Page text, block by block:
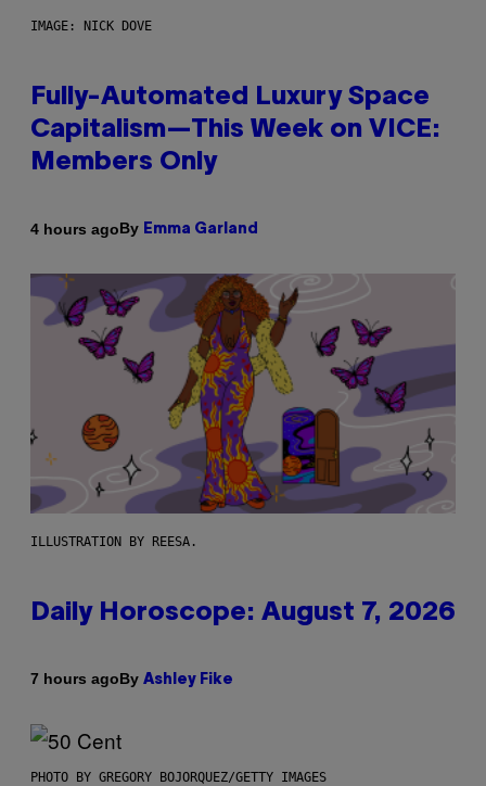
IMAGE: NICK DOVE
Fully-Automated Luxury Space
Capitalism—This Week on VICE:
Members Only
4 hours agoBy Emma Garland
ILLUSTRATION BY REESA.
Daily Horoscope: August 7, 2026
7 hours agoBy Ashley Fike
PHOTO BY GREGORY BOJORQUEZ/GETTY IMAGES